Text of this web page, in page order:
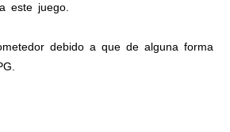
este juego.
debido a que de alguna forma